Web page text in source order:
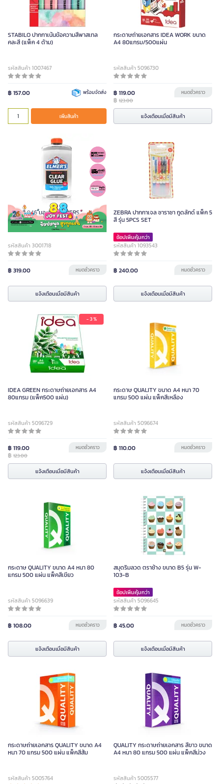
STABILO ปากกาเน้นข้อความสีพาสเทล
คละสี (แพ็ค 4 ด้าม)
รหัสสินค้า 1007467
฿ 157.00 พร้อมจัดส่ง
เพิ่มสินค้า
กระดาษถ่ายเอกสาร IDEA WORK ขนาด
A4 80แกรม/500แผ่น
รหัสสินค้า 5096730
฿ 119.00
฿ 123.00
หมดชั่วคราว
แจ้งเตือนเมื่อมีสินค้า
กาวใสสี 946 มล. สีใส ELMERS
รหัสสินค้า 3001718
฿ 319.00 หมดชั่วคราว
แจ้งเตือนเมื่อมีสินค้า
ZEBRA ปากกาเจล ซาราซา กูดลักด์ แพ็ค 5
สี รุ่น 5PCS SET
ช้อปเพิ่มคุ้มกว่า
รหัสสินค้า 1093543
฿ 240.00 หมดชั่วคราว
แจ้งเตือนเมื่อมีสินค้า
- 3 %
IDEA GREEN กระดาษถ่ายเอกสาร A4
80แกรม (แพ็ค500 แผ่น)
รหัสสินค้า 5096729
฿ 119.00
฿ 123.00
หมดชั่วคราว
แจ้งเตือนเมื่อมีสินค้า
กระดาษ QUALITY ขนาด A4 หนา 70
แกรม 500 แผ่น แพ็คสีเหลือง
รหัสสินค้า 5096674
฿ 110.00 หมดชั่วคราว
แจ้งเตือนเมื่อมีสินค้า
กระดาษ QUALITY ขนาด A4 หนา 80
แกรม 500 แผ่น แพ็คสีเขียว
รหัสสินค้า 5096639
฿ 108.00 หมดชั่วคราว
แจ้งเตือนเมื่อมีสินค้า
สมุดริมลวด ตราช้าง ขนาด B5 รุ่น W-
103-B
ช้อปเพิ่มคุ้มกว่า
รหัสสินค้า 5096645
฿ 45.00 หมดชั่วคราว
แจ้งเตือนเมื่อมีสินค้า
กระดาษถ่ายเอกสาร QUALITY ขนาด A4
หนา 70 แกรม 500 แผ่น แพ็คสีส้ม
รหัสสินค้า 5005764
QUALITY กระดาษถ่ายเอกสาร สีขาว ขนาด
A4 หนา 80 แกรม 500 แผ่น แพ็คสีม่วง
รหัสสินค้า 5005577